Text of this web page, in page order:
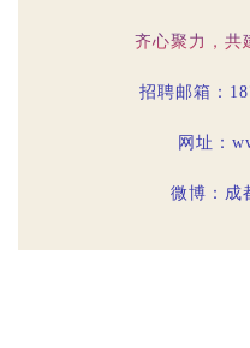
齐心聚力，共
招聘邮箱：
网址：
微博：成